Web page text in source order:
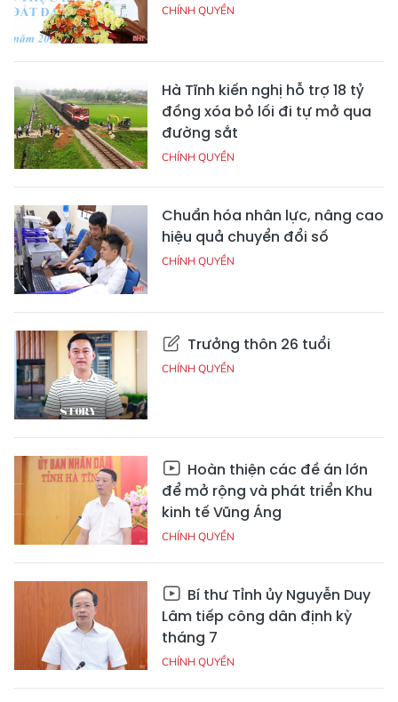
CHÍNH QUYỀN
Hà Tĩnh kiến nghị hỗ trợ 18 tỷ
đồng xóa bỏ lối đi tự mở qua
đường sắt
CHÍNH QUYỀN
Chuẩn hóa nhân lực, nâng cao
hiệu quả chuyển đổi số
CHÍNH QUYỀN
Trưởng thôn 26 tuổi
CHÍNH QUYỀN
Hoàn thiện các đề án lớn
để mở rộng và phát triển Khu
kinh tế Vũng Áng
CHÍNH QUYỀN
Bí thư Tỉnh ủy Nguyễn Duy
Lâm tiếp công dân định kỳ
tháng 7
CHÍNH QUYỀN